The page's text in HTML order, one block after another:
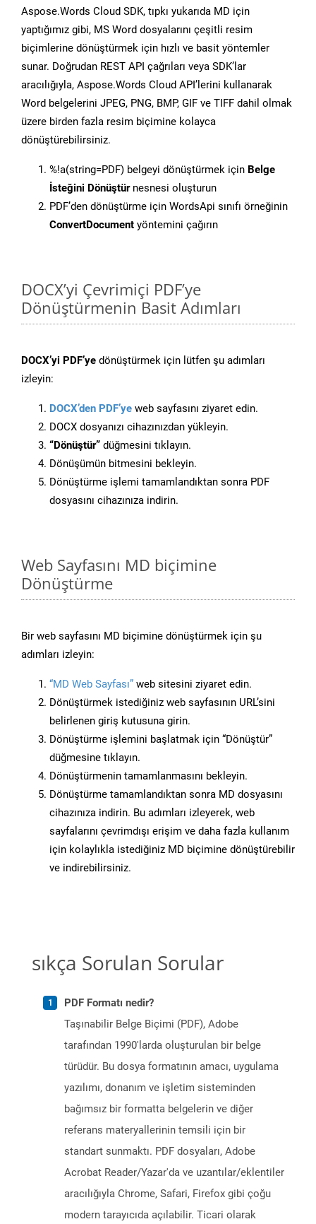
Aspose.Words Cloud SDK, tıpkı yukarıda MD için
yaptığımız gibi, MS Word dosyalarını çeşitli resim
biçimlerine dönüştürmek için hızlı ve basit yöntemler
sunar. Doğrudan REST API çağrıları veya SDK’lar
aracılığıyla, Aspose.Words Cloud API’lerini kullanarak
Word belgelerini JPEG, PNG, BMP, GIF ve TIFF dahil olmak
üzere birden fazla resim biçimine kolayca
dönüştürebilirsiniz.
%!a(string=PDF) belgeyi dönüştürmek için Belge
İsteğini Dönüştürnesnesi oluşturun
PDF’den dönüştürme için WordsApi sınıfı örneğinin
ConvertDocument yöntemini çağırın
DOCX’yi Çevrimiçi PDF’ye
Dönüştürmenin Basit Adımları
DOCX’yi PDF’ye dönüştürmek için lütfen şu adımları
izleyin:
DOCX’den PDF’ye web sayfasını ziyaret edin.
DOCX dosyanızı cihazınızdan yükleyin.
“Dönüştür” düğmesini tıklayın.
Dönüşümün bitmesini bekleyin.
Dönüştürme işlemi tamamlandıktan sonra PDF
dosyasını cihazınıza indirin.
Web Sayfasını MD biçimine
Dönüştürme
Bir web sayfasını MD biçimine dönüştürmek için şu
adımları izleyin:
“MD Web Sayfası” web sitesini ziyaret edin.
Dönüştürmek istediğiniz web sayfasının URL’sini
belirlenen giriş kutusuna girin.
Dönüştürme işlemini başlatmak için “Dönüştür”
düğmesine tıklayın.
Dönüştürmenin tamamlanmasını bekleyin.
Dönüştürme tamamlandıktan sonra MD dosyasını
cihazınıza indirin. Bu adımları izleyerek, web
sayfalarını çevrimdışı erişim ve daha fazla kullanım
için kolaylıkla istediğiniz MD biçimine dönüştürebilir
ve indirebilirsiniz.
sıkça Sorulan Sorular
PDF Formatı nedir?
Taşınabilir Belge Biçimi (PDF), Adobe
tarafından 1990'larda oluşturulan bir belge
türüdür. Bu dosya formatının amacı, uygulama
yazılımı, donanım ve işletim sisteminden
bağımsız bir formatta belgelerin ve diğer
referans materyallerinin temsili için bir
standart sunmaktı. PDF dosyaları, Adobe
Acrobat Reader/Yazar'da ve uzantılar/eklentiler
aracılığıyla Chrome, Safari, Firefox gibi çoğu
modern tarayıcıda açılabilir. Ticari olarak